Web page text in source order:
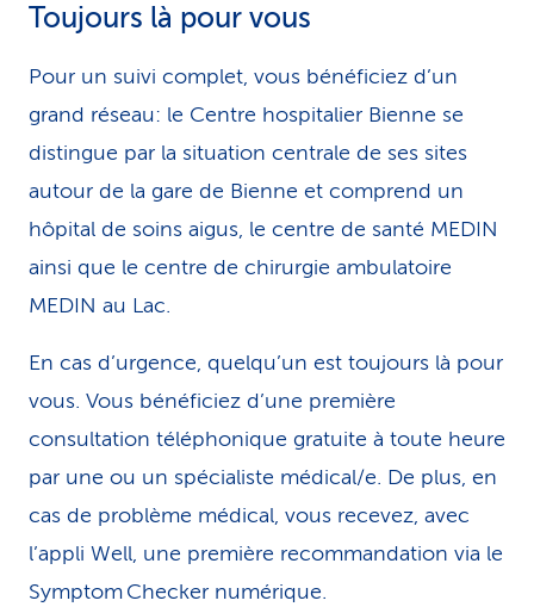
Toujours là pour vous
Pour un suivi complet, vous bénéficiez d’un
grand réseau: le Centre hospitalier Bienne se
distingue par la situation centrale de ses sites
autour de la gare de Bienne et comprend un
hôpital de soins aigus, le centre de santé MEDIN
ainsi que le centre de chirurgie ambulatoire
MEDIN au Lac.
En cas d’urgence, quelqu’un est toujours là pour
vous. Vous bénéficiez d’une première
consultation téléphonique gratuite à toute heure
par une ou un spécialiste médical/e. De plus, en
cas de problème médical, vous recevez, avec
l’appli Well, une première recommandation via le
Symptom Checker numérique.